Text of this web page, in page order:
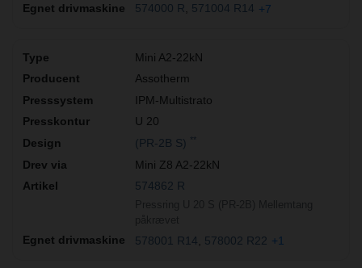
574000 R 571004 R14 +7
Mini A2-22kN
Assotherm
IPM-Multistrato
U 20
(PR-2B S)
Mini Z8 A2-22kN
574862 R
578001 R14 578002 R22 +1